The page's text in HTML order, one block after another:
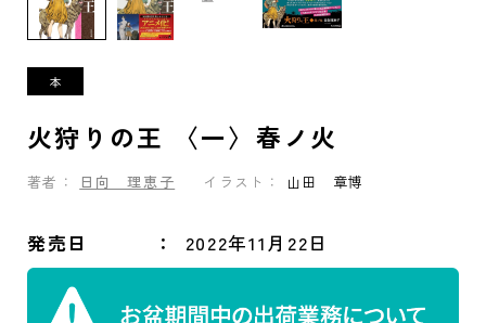
火狩りの王 〈一〉春ノ火
著者： 日向 理恵子 イラスト： 山田 章博
発売日 2022年11月22日